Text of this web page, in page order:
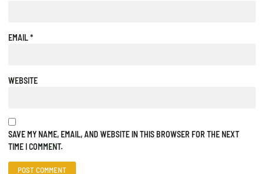
EMAIL*
WEBSITE
SAVE MY NAME, EMAIL, AND WEBSITE IN THIS BROWSER FOR THE NEXT
TIME I COMMENT.